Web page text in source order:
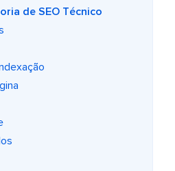
de SEO Técnico